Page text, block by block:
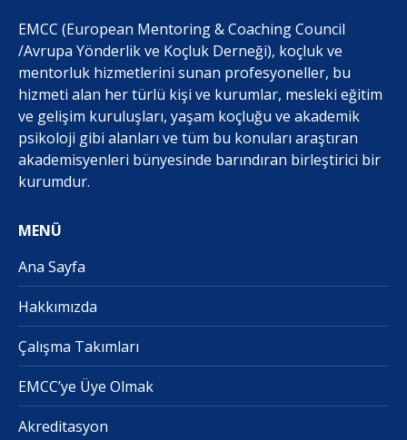
EMCC (European Mentoring & Coaching Council
/Avrupa Yönderlik ve Koçluk Derneği), koçluk ve
mentorluk hizmetlerini sunan profesyoneller, bu
hizmeti alan her türlü kişi ve kurumlar, mesleki eğitim
ve gelişim kuruluşları, yaşam koçluğu ve akademik
psikoloji gibi alanları ve tüm bu konuları araştıran
akademisyenleri bünyesinde barındıran birleştirici bir
kurumdur.
MENÜ
Ana Sayfa
Hakkımızda
Çalışma Takımları
EMCC’ye Üye Olmak
Akreditasyon